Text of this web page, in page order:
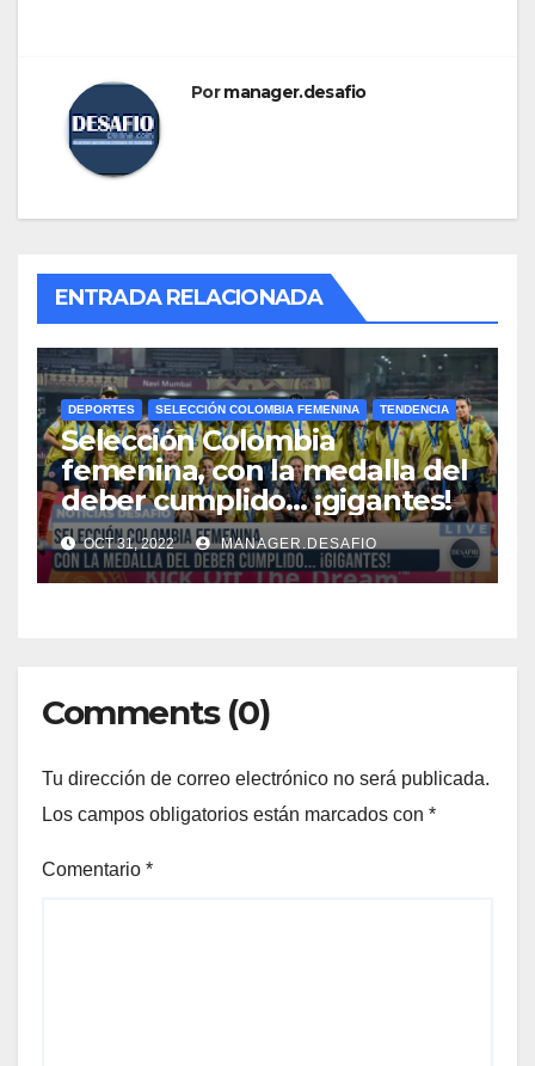
Pormanager.desafio
ENTRADA RELACIONADA
DEPORTES SELECCIÓN COLOMBIA FEMENINA TENDENCIA
Selección Colombia
femenina, con la medalla del
deber cumplido… ¡gigantes!
OCT 31, 2022 MANAGER.DESAFIO
Comments (0)
Tu dirección de correo electrónico no será publicada.
Los campos obligatorios están marcados con *
Comentario *